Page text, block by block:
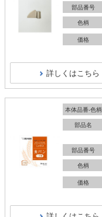
部品番号
色柄
価格
詳しくはこちら
本体品番-色柄
部品名
部品番号
色柄
価格